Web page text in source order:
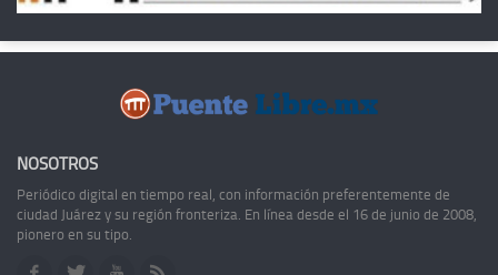
NOSOTROS
Periódico digital en tiempo real, con información preferentemente de
ciudad Juárez y su región fronteriza. En línea desde el 16 de junio de 2008,
pionero en su tipo.